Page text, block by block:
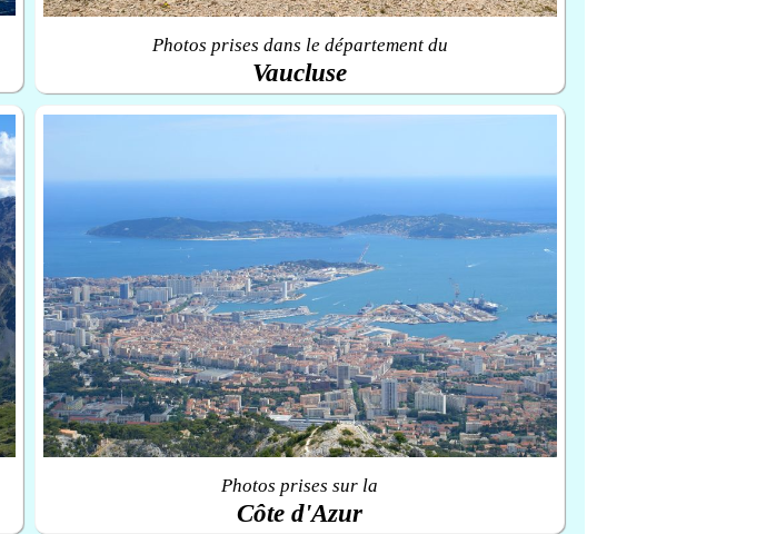
Photos prises dans le département du
Vaucluse
Photos prises sur la
Côte d'Azur